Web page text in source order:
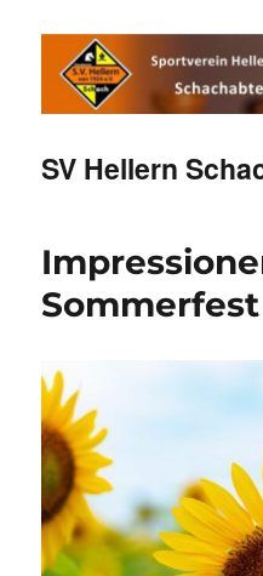
SV Hellern
Sommerfest